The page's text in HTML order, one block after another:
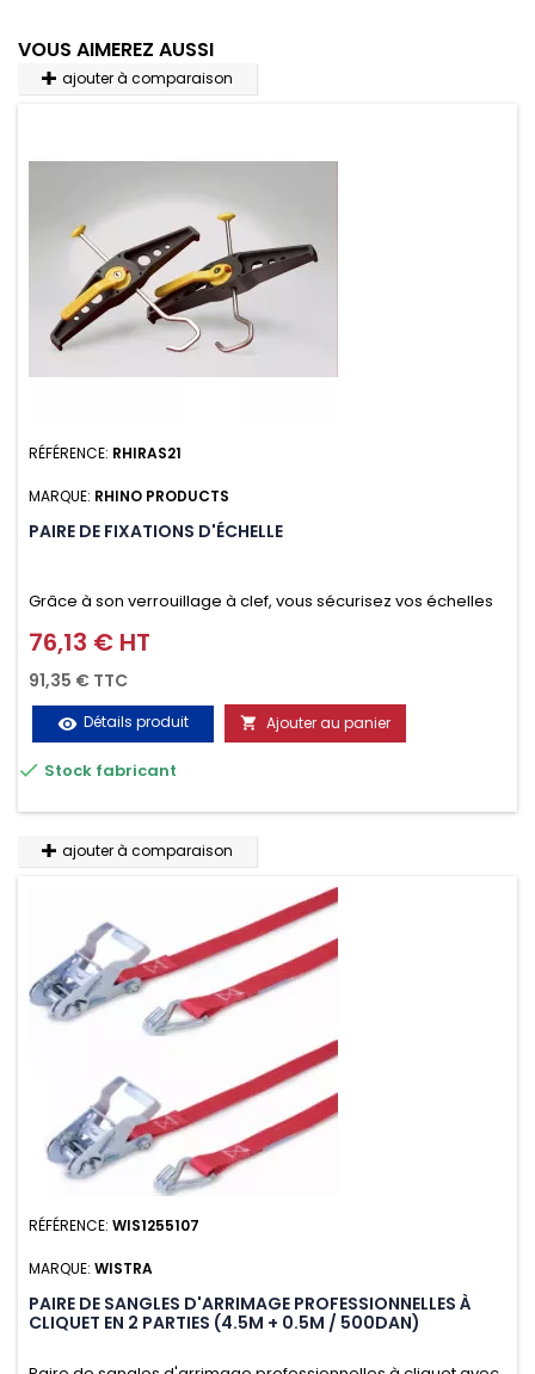
VOUS AIMEREZ AUSSI
ajouter à comparaison
RÉFÉRENCE: RHIRAS21
MARQUE: RHINO PRODUCTS
PAIRE DE FIXATIONS D'ÉCHELLE
Grâce à son verrouillage à clef, vous sécurisez vos échelles
d'un seul geste aussi bien contre le vol que pendant le
transport. Référence vendue par paire.
Prix
76,13 € HT
91,35 € TTC
visibility Détails produit  Ajouter au panier
 Stock fabricant
ajouter à comparaison
RÉFÉRENCE: WIS1255107
MARQUE: WISTRA
PAIRE DE SANGLES D'ARRIMAGE PROFESSIONNELLES À
CLIQUET EN 2 PARTIES (4.5M + 0.5M / 500DAN)